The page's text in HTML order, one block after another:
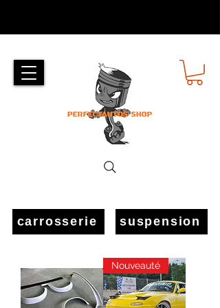
carrosserie suspension
Nouveauté